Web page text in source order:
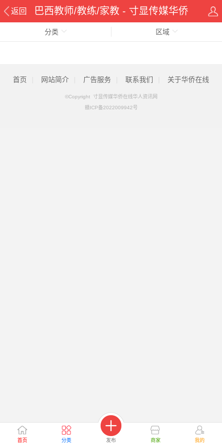
返回 巴西教师/教练/家教 - 寸显传媒华侨
首页 分类 发布 商家 我的
分类 区域
首页 网站简介 广告服务 联系我们 关于华侨在线
©Copyright 寸显传媒华侨在线华人资讯网
赣ICP备2022009942号